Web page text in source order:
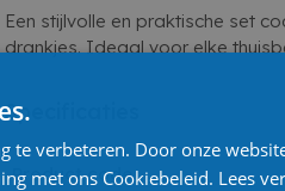
Een stijlvolle en praktische set
drankjes. Ideaal voor elke
Specificaties
Product code
te verbeteren. Door onze
met ons Cookiebeleid. Lees